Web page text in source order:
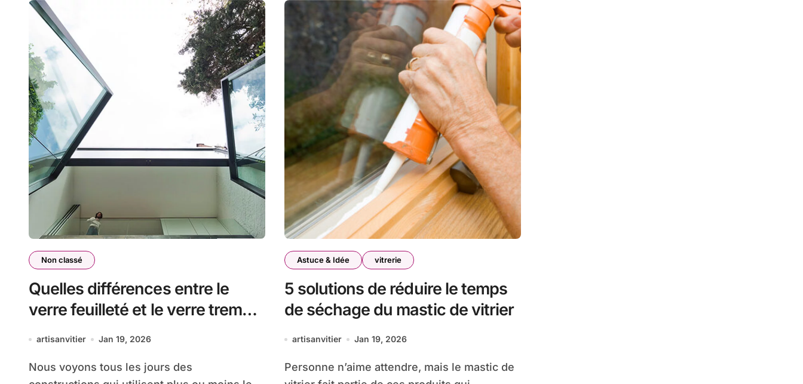
Non classé
Quelles différences entre le
verre feuilleté et le verre trempé
artisanvitier Jan 19, 2026
Nous voyons tous les jours des
Astuce & Idée vitrerie
5 solutions de réduire le temps
de séchage du mastic de vitrier
artisanvitier Jan 19, 2026
Personne n’aime attendre, mais le mastic de